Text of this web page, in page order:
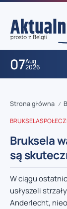
07Aug
2026
Strona główna /
BRUKSELA
Bruksela
są
W ciągu
usłyszeli
Anderlecht,